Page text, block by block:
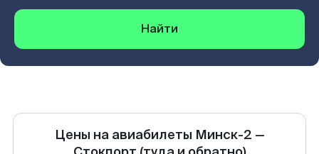
Найти
Цены на авиабилеты Минск-2 —